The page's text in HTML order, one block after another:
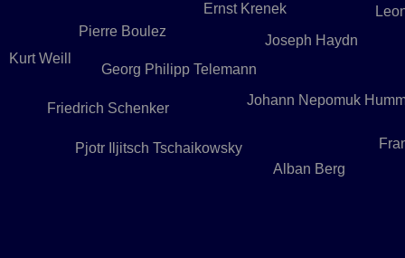
Alban Berg
Pierre Boulez
Joseph Haydn
Johann Nepomuk
Ernst Krenek
Friedrich Schenker
Georg Philipp Telemann
Pjotr Iljitsch Tschaikowsky
Kurt Weill